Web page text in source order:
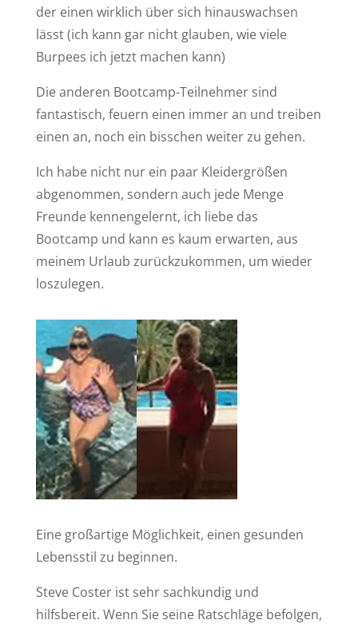
der einen wirklich über sich hinauswachsen
lässt (ich kann gar nicht glauben, wie viele
Burpees ich jetzt machen kann)
Die anderen Bootcamp-Teilnehmer sind
fantastisch, feuern einen immer an und treiben
einen an, noch ein bisschen weiter zu gehen.
Ich habe nicht nur ein paar Kleidergrößen
abgenommen, sondern auch jede Menge
Freunde kennengelernt, ich liebe das
Bootcamp und kann es kaum erwarten, aus
meinem Urlaub zurückzukommen, um wieder
loszulegen.
Eine großartige Möglichkeit, einen gesunden
Lebensstil zu beginnen.
Steve Coster ist sehr sachkundig und
hilfsbereit. Wenn Sie seine Ratschläge befolgen,